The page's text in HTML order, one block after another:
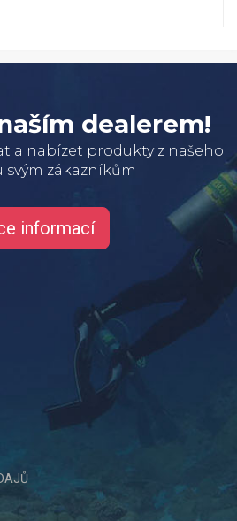
dealerem!
a nabízet produkty z našeho
svým zákazníkům
informací